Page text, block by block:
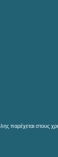
παρέχεται στους